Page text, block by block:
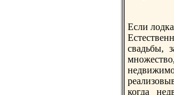
Если
свадьбы,
когда